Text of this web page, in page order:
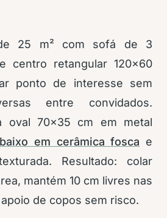
25 m² com sofá de 3
centro retangular 120×60
ponto de interesse sem
entre convidados.
oval 70×35 cm em metal
em cerâmica fosca e
Resultado: colar
mantém 10 cm livres nas
de copos sem risco.